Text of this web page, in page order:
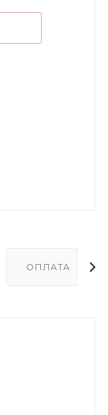
ОПЛАТА